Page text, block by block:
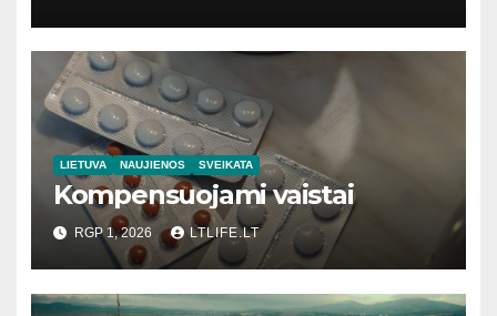
LIETUVA NAUJIENOS SVEIKATA
Kompensuojami vaistai
RGP 1, 2026 LTLIFE.LT